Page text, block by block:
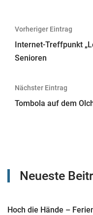
Vorheriger Eintrag
Internet-Treffpunkt
Senioren
Nächster Eintrag
Tombola auf dem
Neueste
Hoch die Hände –